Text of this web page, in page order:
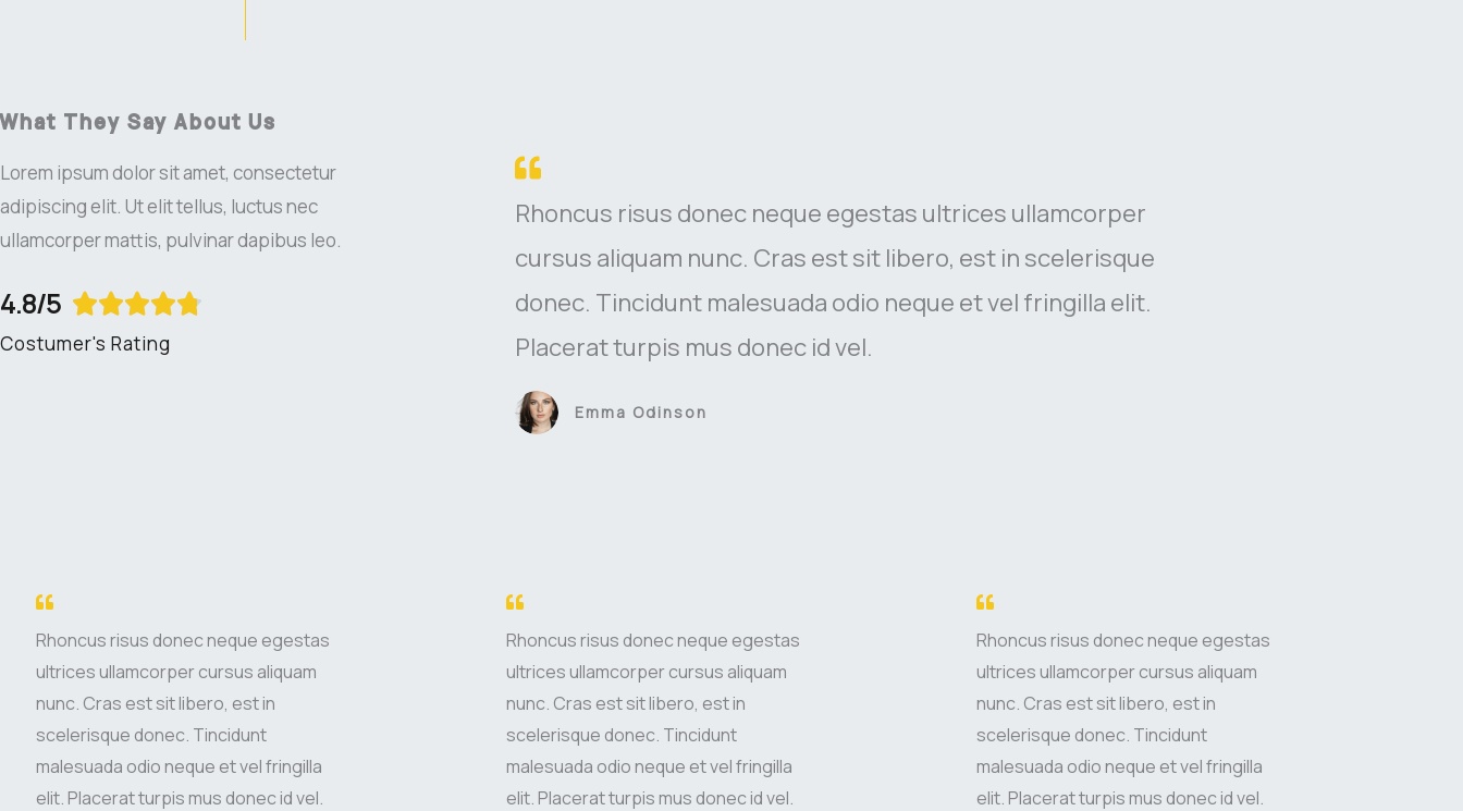
What They Say About Us
Lorem ipsum dolor sit amet, consectetur
adipiscing elit. Ut elit tellus, luctus nec
ullamcorper mattis, pulvinar dapibus leo.
4.8/5 
8
o
u
t
Costumer's Rating
Rhoncus risus donec neque egestas ultrices ullamcorper
cursus aliquam nunc. Cras est sit libero, est in scelerisque
donec. Tincidunt malesuada odio neque et vel fringilla elit.
Placerat turpis mus donec id vel.
Emma Odinson
Rhoncus risus donec neque egestas
ultrices ullamcorper cursus aliquam
nunc. Cras est sit libero, est in
scelerisque donec. Tincidunt
malesuada odio neque et vel fringilla
elit. Placerat turpis mus donec id vel.
Rhoncus risus donec neque egestas
ultrices ullamcorper cursus aliquam
nunc. Cras est sit libero, est in
scelerisque donec. Tincidunt
malesuada odio neque et vel fringilla
elit. Placerat turpis mus donec id vel.
Rhoncus risus donec neque egestas
ultrices ullamcorper cursus aliquam
nunc. Cras est sit libero, est in
scelerisque donec. Tincidunt
malesuada odio neque et vel fringilla
elit. Placerat turpis mus donec id vel.